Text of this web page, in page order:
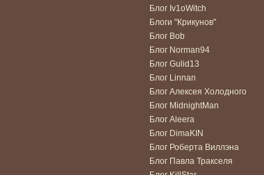
Блог Iv1oWitch
Блоги "Крикунов"
Блог Bob
Блог Norman94
Блог Gulid13
Блог Linnan
Блог Алексея Холодного
Блог MidnightMan
Блог Aleera
Блог DimaKIN
Блог Роберта Виллэна
Блог Павла Тракселя